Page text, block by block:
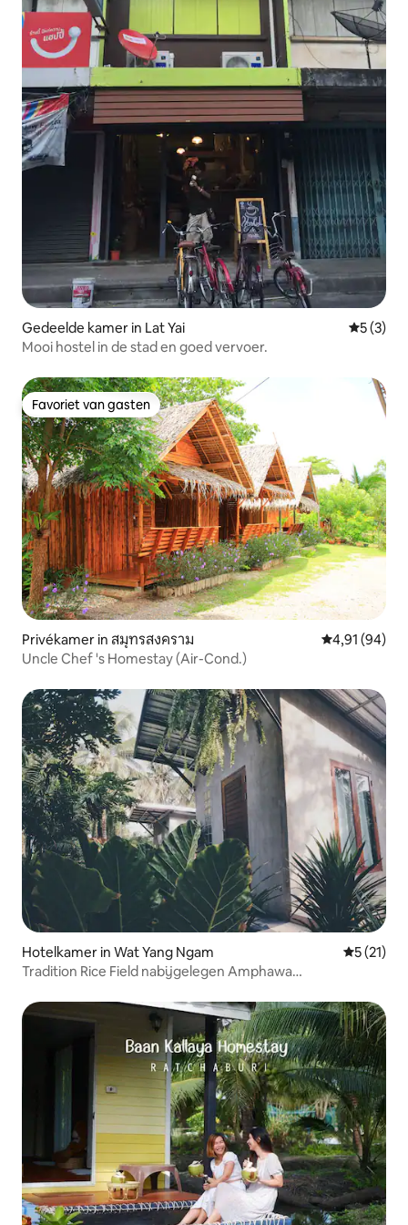
Overal in Bangkok zone - 1500 thb
Speciale arrangementen. - 5 gerechten
menu van lokale Thaise gerechten: 350
thb/persoon - Zeevruchten: 550
thb/persoon - Fietstocht: 350
thb/persoon (speciale
bezienswaardigheden rond Amphawa) -
Boottocht: 100 thb/persoon (cruisen
rond Amphawa Drijvende Markt en
vuurvliegjes) Amphawa Garden Onze
tuin zal u dienen als een gezin. , Wij
bieden u een mooie service als u het
echte plattelandsleven wilt zien, De
Amphawa-tuin is het juiste antwoord en
we zullen je toelaten om het leven van
de lokale bevolking van Amphawa te
ervaren. 私たちは家族のようにサービス
します。友達の家に泊まるように感じで
す。お客様によく手入れます。原住民の
ように暮らしたり、伝統的なことを勉強
したりするなら、ここにいらっしゃてく
Gedeelde kamer in Lat Yai
5 (3)
Mooi hostel in de stad en goed vervoer.
Favoriet van gasten
Favoriet van gasten
Privékamer in สมุทรสงคราม Gemiddelde
4,91 (94)
Uncle Chef 's Homestay (Air-Cond.)
Hotelkamer in Wat Yang Ngam
5 (21)
Tradition Rice Field nabijgelegen Amphawa